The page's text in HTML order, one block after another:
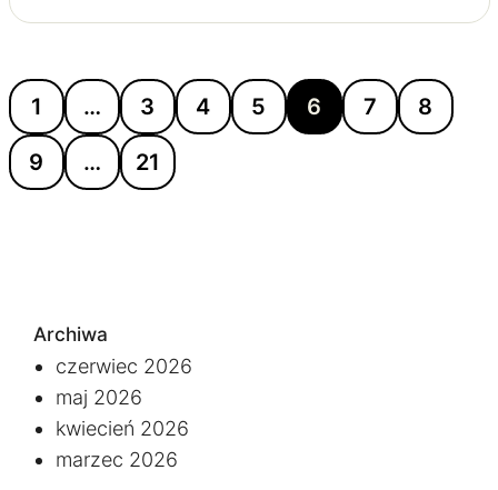
1 … 3 4 5 6 7 8
9 … 21
Archiwa
czerwiec 2026
maj 2026
kwiecień 2026
marzec 2026